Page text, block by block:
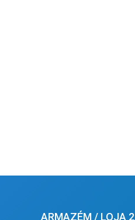
ARMAZÉM / LOJA 2